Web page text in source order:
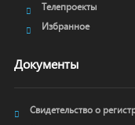
Телепроекты
Избранное
Документы
Свидетельство о